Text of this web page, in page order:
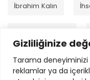
Gizliliğinize
Tarama deneyiminizi
reklamlar ya da
İbrahim Kalın
İnsan İsmail